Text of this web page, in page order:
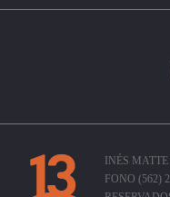
INÉS
FONO (562)